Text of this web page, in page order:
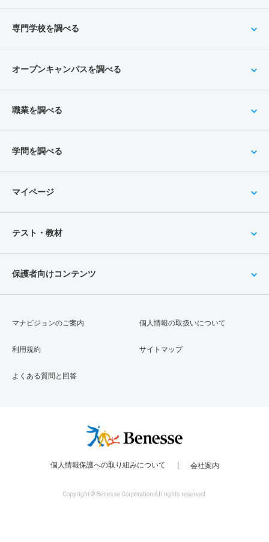
専門学校を調べる
オープンキャンパスを調べる
職業を調べる
学問を調べる
マイページ
テスト・教材
保護者向けコンテンツ
マナビジョンのご案内
利用規約
よくある質問と回答
個人情報の取扱いについて
サイトマップ
個人情報保護への取り組みについて 会社案内
Copyright © Benesse Corporation All rights reserved.